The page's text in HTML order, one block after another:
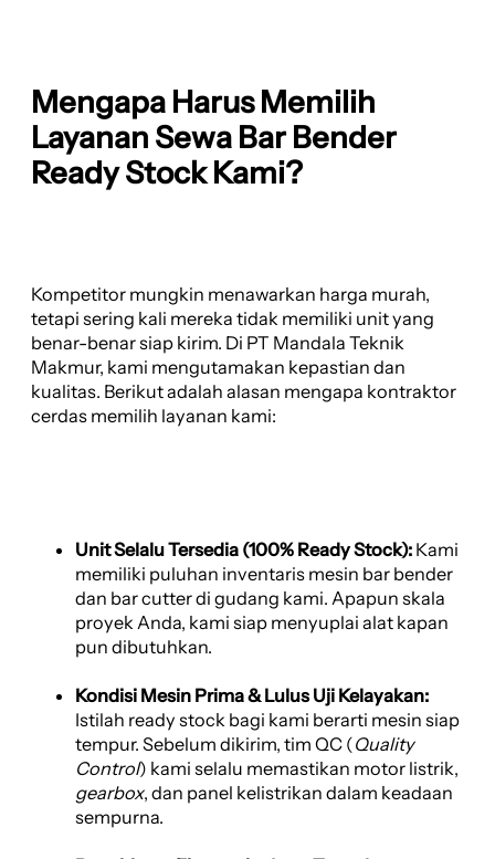
Mengapa Harus Memilih
Layanan Sewa Bar Bender
Ready Stock Kami?
Kompetitor mungkin menawarkan harga murah,
tetapi sering kali mereka tidak memiliki unit yang
benar-benar siap kirim. Di PT Mandala Teknik
Makmur, kami mengutamakan kepastian dan
kualitas. Berikut adalah alasan mengapa kontraktor
cerdas memilih layanan kami:
Unit Selalu Tersedia (100% Ready Stock): Kami
memiliki puluhan inventaris mesin bar bender
dan bar cutter di gudang kami. Apapun skala
proyek Anda, kami siap menyuplai alat kapan
pun dibutuhkan.
Kondisi Mesin Prima & Lulus Uji Kelayakan:
Istilah ready stock bagi kami berarti mesin siap
tempur. Sebelum dikirim, tim QC (Quality
Control) kami selalu memastikan motor listrik,
gearbox, dan panel kelistrikan dalam keadaan
sempurna.